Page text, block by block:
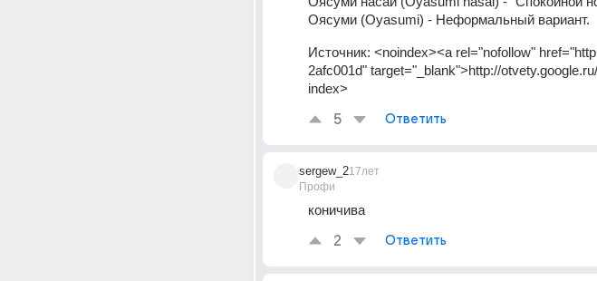
Оясуми (Oyasumi) - Неформальный вариант.
Источник: <noindex><a rel="nofollow"
2afc001d" target="_blank">http://
index>
5 Ответить
sergew_2
Профи
17лет
коничива
2 Ответить